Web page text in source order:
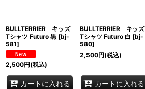
BULLTERRIER キッズ
Tシャツ Futuro 黒 [bj-
581]
2,500円(税込)
カートに入れる
BULLTERRIER キッズ
Tシャツ Futuro 白 [bj-
580]
2,500円(税込)
カートに入れる